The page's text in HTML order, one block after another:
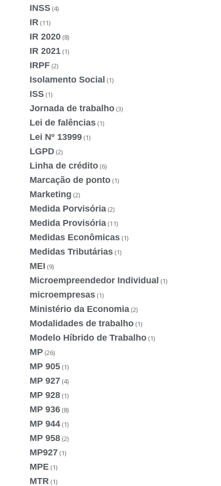
INSS (4)
IR (11)
IR 2020 (8)
IR 2021 (1)
IRPF (2)
Isolamento Social (1)
ISS (1)
Jornada de trabalho (3)
Lei de falências (1)
Lei Nº 13999 (1)
LGPD (2)
Linha de crédito (6)
Marcação de ponto (1)
Marketing (2)
Medida Porvisória (2)
Medida Provisória (11)
Medidas Econômicas (1)
Medidas Tributárias (1)
MEI (9)
Microempreendedor Individual (1)
microempresas (1)
Ministério da Economia (2)
Modalidades de trabalho (1)
Modelo Híbrido de Trabalho (1)
MP (26)
MP 905 (1)
MP 927 (4)
MP 928 (1)
MP 936 (8)
MP 944 (1)
MP 958 (2)
MP927 (1)
MPE (1)
MTR (1)